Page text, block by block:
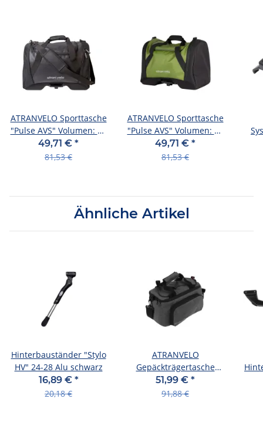
ATRANVELO Sporttasche
"Pulse AVS" Volumen: 36
l, w schwarz
49,71 € *
81,53 €
ATRANVELO Sporttasche
"Pulse AVS" Volumen: 36
l, w schwarz / grün
49,71 € *
81,53 €
Ähnliche Artikel
Hinterbauständer "Stylo
HV" 24-28 Alu schwarz
16,89 € *
20,18 €
ATRANVELO
Gepäckträgertasche
"Zap AVS", Volum
51,99 € *
91,88 €